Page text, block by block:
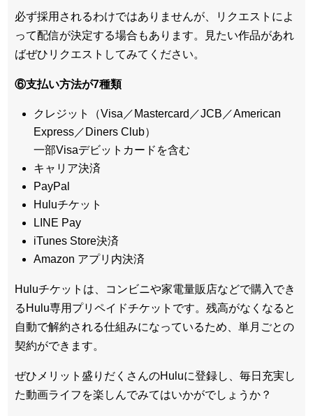
必ず採用されるわけではありませんが、リクエストによ
って配信が決定する場合もあります。見たい作品があれ
ばぜひリクエストしてみてください。
⑥支払い方法が7種類
クレジット（Visa／Mastercard／JCB／American
Express／Diners Club）
一部Visaデビットカードを含む
キャリア決済
PayPal
Huluチケット
LINE Pay
iTunes Store決済
Amazon アプリ内決済
Huluチケットは、コンビニや家電量販店などで購入でき
るHulu専用プリペイドチケットです。残高がなくなると
自動で解約される仕組みになっているため、単月ごとの
契約ができます。
ぜひメリット盛りだくさんのHuluに登録し、毎日充実し
た動画ライフを楽しんでみてはいかがでしょうか？